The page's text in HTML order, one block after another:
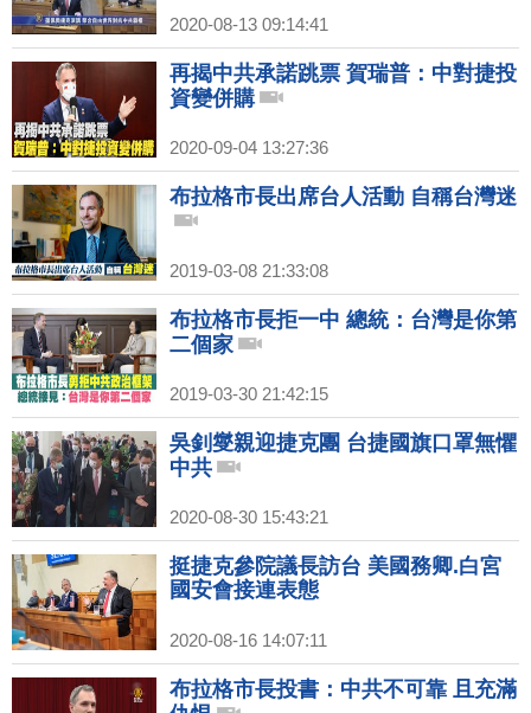
2020-08-13 09:14:41
再揭中共承諾跳票 賀瑞普：中對捷投
資變併購
2020-09-04 13:27:36
布拉格市長出席台人活動 自稱台灣迷
2019-03-08 21:33:08
布拉格市長拒一中 總統：台灣是你第
二個家
2019-03-30 21:42:15
吳釗燮親迎捷克團 台捷國旗口罩無懼
中共
2020-08-30 15:43:21
挺捷克參院議長訪台 美國務卿.白宮
國安會接連表態
2020-08-16 14:07:11
布拉格市長投書：中共不可靠 且充滿